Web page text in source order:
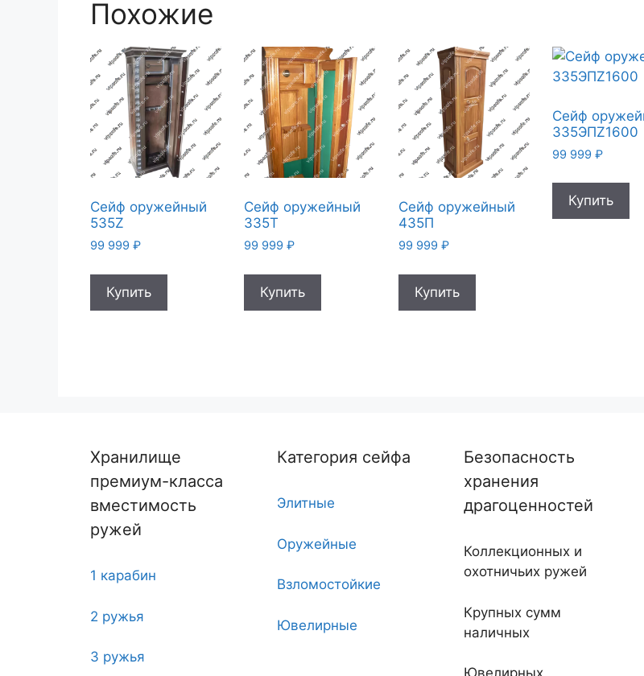
Похожие
Сейф оружейный
535Z
99 999 ₽
Купить
Сейф оружейный
335T
99 999₽
Купить
Сейф оружейный
435П
99 999 ₽
Купить
Сейф
335ЭПZ1600
99 999 ₽
Купить
Хранилище
премиум-класса
вместимость
ружей
1 карабин
2 ружья
3 ружья
Категория сейфа
Элитные
Оружейные
Взломостойкие
Ювелирные
Безопасность
хранения
драгоценностей
Коллекционных и
охотничьих ружей
Крупных сумм
наличных